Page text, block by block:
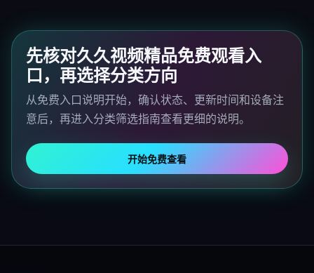
先核对久久视频精品免费观看入
口，再选择分类方向
从免费入口说明开始，确认状态、更新时间和设备注
意后，再进入分类筛选指南查看更细的说明。
开始免费查看